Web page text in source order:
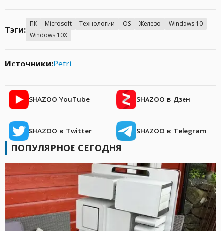
Тэги:
ПК Microsoft Технологии OS Железо
Windows 10
Windows 10X
Источники:Petri
SHAZOO YouTube SHAZOO в Дзен
SHAZOO в Twitter SHAZOO в Telegram
ПОПУЛЯРНОЕ СЕГОДНЯ